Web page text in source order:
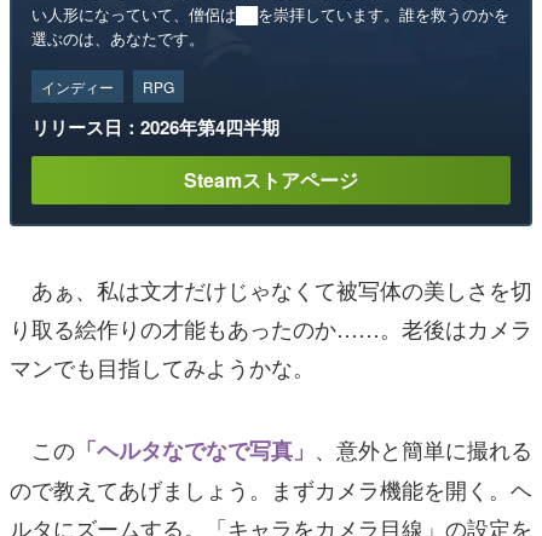
い人形になっていて、僧侶は██を崇拝しています。誰を救うのかを
選ぶのは、あなたです。
インディー RPG
リリース日：2026年第4四半期
Steamストアページ
あぁ、私は文才だけじゃなくて被写体の美しさを切
り取る絵作りの才能もあったのか……。老後はカメラ
マンでも目指してみようかな。
この 「ヘルタなでなで写真」 、意外と簡単に撮れる
ので教えてあげましょう。まずカメラ機能を開く。ヘ
ルタにズームする。「キャラをカメラ目線」の設定を